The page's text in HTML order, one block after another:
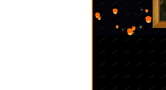
飞鱼献上宠物狗狗